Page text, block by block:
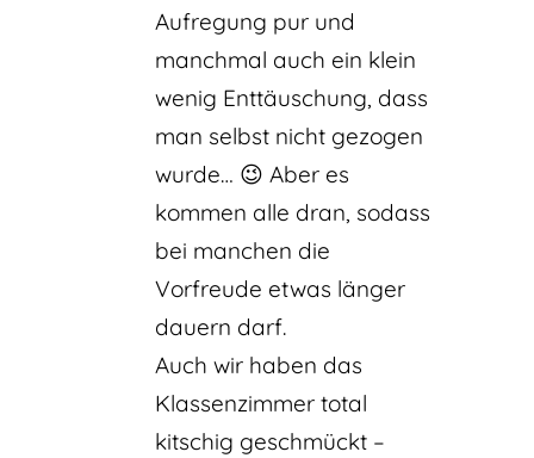
Aufregung pur und
manchmal auch ein klein
wenig Enttäuschung, dass
man selbst nicht gezogen
wurde… 😉 Aber es
kommen alle dran, sodass
bei manchen die
Vorfreude etwas länger
dauern darf.
Auch wir haben das
Klassenzimmer total
kitschig geschmückt –